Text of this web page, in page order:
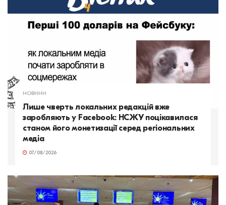
НОВИНИ
Лише чверть локальних редакцій вже
заробляють у Facebook: НСЖУ поцікавилася
станом його монетизації серед регіональних
медіа
07/08/2026